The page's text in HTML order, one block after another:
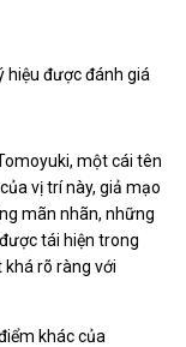
hiệu được đánh giá
một cái tên
vị trí này, giả mạo
mãn nhãn, những
tái hiện trong
rõ ràng với
khác của